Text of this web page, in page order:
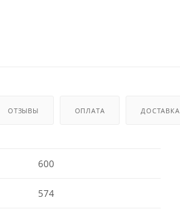
ОТЗЫВЫ ОПЛАТА ДОСТАВКА
600
574